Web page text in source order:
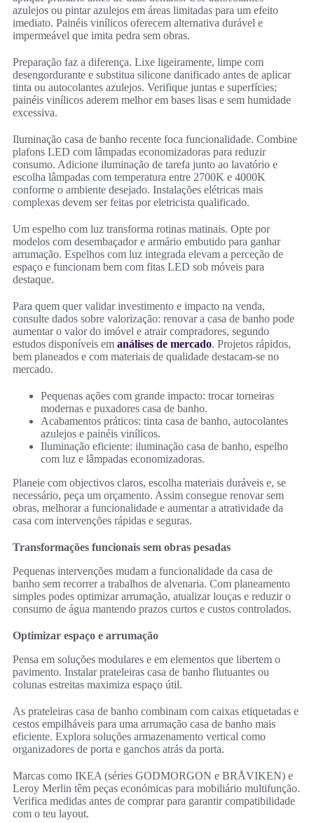
azulejos ou pintar azulejos em áreas limitadas para um efeito
imediato. Painéis vinílicos oferecem alternativa durável e
impermeável que imita pedra sem obras.
Preparação faz a diferença. Lixe ligeiramente, limpe com
desengordurante e substitua silicone danificado antes de aplicar
tinta ou autocolantes azulejos. Verifique juntas e superfícies;
painéis vinílicos aderem melhor em bases lisas e sem humidade
excessiva.
Iluminação casa de banho recente foca funcionalidade. Combine
plafons LED com lâmpadas economizadoras para reduzir
consumo. Adicione iluminação de tarefa junto ao lavatório e
escolha lâmpadas com temperatura entre 2700K e 4000K
conforme o ambiente desejado. Instalações elétricas mais
complexas devem ser feitas por eletricista qualificado.
Um espelho com luz transforma rotinas matinais. Opte por
modelos com desembaçador e armário embutido para ganhar
arrumação. Espelhos com luz integrada elevam a perceção de
espaço e funcionam bem com fitas LED sob móveis para
destaque.
Para quem quer validar investimento e impacto na venda,
consulte dados sobre valorização: renovar a casa de banho pode
aumentar o valor do imóvel e atrair compradores, segundo
estudos disponíveis em análises de mercado. Projetos rápidos,
bem planeados e com materiais de qualidade destacam-se no
mercado.
Pequenas ações com grande impacto: trocar torneiras
modernas e puxadores casa de banho.
Acabamentos práticos: tinta casa de banho, autocolantes
azulejos e painéis vinílicos.
Iluminação eficiente: iluminação casa de banho, espelho
com luz e lâmpadas economizadoras.
Planeie com objectivos claros, escolha materiais duráveis e, se
necessário, peça um orçamento. Assim consegue renovar sem
obras, melhorar a funcionalidade e aumentar a atratividade da
casa com intervenções rápidas e seguras.
Transformações funcionais sem obras pesadas
Pequenas intervenções mudam a funcionalidade da casa de
banho sem recorrer a trabalhos de alvenaria. Com planeamento
simples podes optimizar arrumação, atualizar louças e reduzir o
consumo de água mantendo prazos curtos e custos controlados.
Optimizar espaço e arrumação
Pensa em soluções modulares e em elementos que libertem o
pavimento. Instalar prateleiras casa de banho flutuantes ou
colunas estreitas maximiza espaço útil.
As prateleiras casa de banho combinam com caixas etiquetadas e
cestos empilháveis para uma arrumação casa de banho mais
eficiente. Explora soluções armazenamento vertical como
organizadores de porta e ganchos atrás da porta.
Marcas como IKEA (séries GODMORGON e BRÅVIKEN) e
Leroy Merlin têm peças económicas para mobiliário multifunção.
Verifica medidas antes de comprar para garantir compatibilidade
com o teu layout.